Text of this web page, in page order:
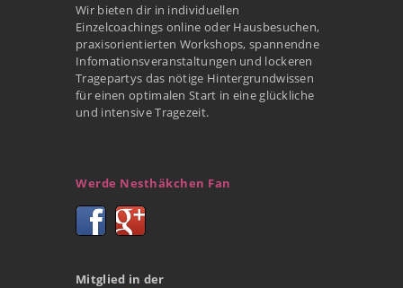
Wir bieten dir in individuellen
Einzelcoachings online oder Hausbesuchen,
praxisorientierten Workshops, spannendne
Infomationsveranstaltungen und lockeren
Tragepartys das nötige Hintergrundwissen
für einen optimalen Start in eine glückliche
und intensive Tragezeit.
Werde Nesthäkchen Fan
Mitglied in der